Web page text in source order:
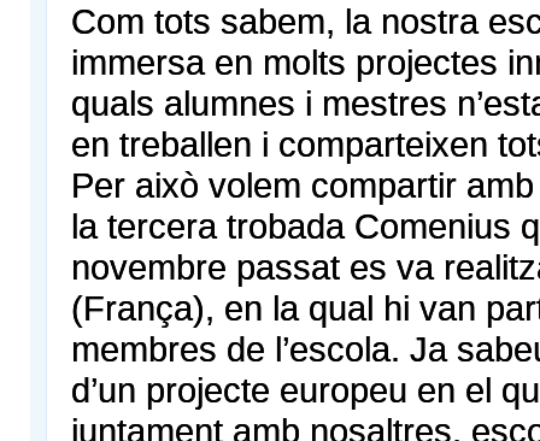
Com tots sabem, la nostra
immersa en molts projectes
quals alumnes i mestres
en treballen i comparteixen
Per això volem compartir
la tercera trobada Comenius
novembre passat es va
(França), en la qual hi van
membres de l’escola. Ja
d’un projecte europeu en el
juntament amb nosaltres,